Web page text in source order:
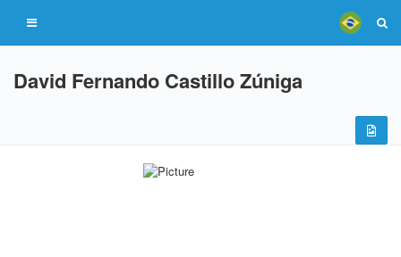
David Fernando Castillo Zúniga